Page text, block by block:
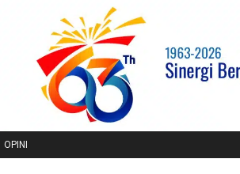
OPINI